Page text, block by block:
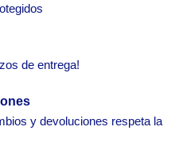
de entrega!
y devoluciones respeta la